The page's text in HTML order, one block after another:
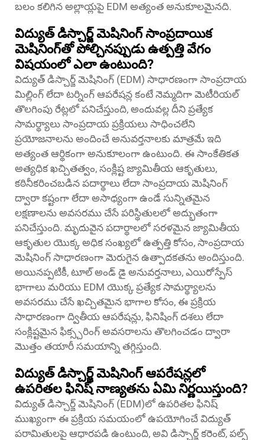
బలం కలిగిన అల్లాయ్లపై EDM అత్యంత అనుకూలమైనది.
విద్యుత్ డిస్చార్జ్ మెషినింగ్ సాంప్రదాయిక
మెషినింగ్‌తో పోల్చినప్పుడు ఉత్పత్తి వేగం
విషయంలో ఎలా ఉంటుంది?
విద్యుత్ డిస్చార్జ్ మెషినింగ్ (EDM) సాధారణంగా సాంప్రదాయ
మిల్లింగ్ లేదా టర్నింగ్ ఆపరేషన్ల కంటే నెమ్మదిగా మెటీరియల్
తొలగింపు రేట్లలో పనిచేస్తుంది, అందువల్ల దీని ప్రత్యేక
సామర్థ్యాలు సాంప్రదాయ ప్రక్రియలు సాధించలేని
ప్రయోజనాలను అందించే అనువర్తనాలకు మాత్రమే ఇది
అత్యంత ఆర్థికంగా అనుకూలంగా ఉంటుంది. ఈ సాంకేతికత
అత్యధిక ఖచ్చితత్వం, సంక్లిష్ట జ్యామితీయ ఆకృతులు,
కఠినీకరించబడిన పదార్థాలు లేదా సాంప్రదాయ మెషినింగ్
ద్వారా కష్టంగా లేదా అసాధ్యంగా ఉండే సున్నితమైన
లక్షణాలను అవసరము చేసే పరిస్థితులలో అద్భుతంగా
పనిచేస్తుంది. మృదువైన పదార్థాలలో సరళమైన జ్యామితీయ
ఆకృతుల యొక్క అధిక సంఖ్యలో ఉత్పత్తి కోసం, సాంప్రదాయ
మెషినింగ్ సాధారణంగా మెరుగైన ఉత్పాదకతను అందిస్తుంది.
అయినప్పటికీ, టూల్ అండ్ డై అనువర్తనాలు, ఎయిరోస్పేస్
భాగాలు మరియు EDM యొక్క ప్రత్యేక సామర్థ్యాలను
అవసరము చేసే ఖచ్చితమైన భాగాల కోసం, ఈ ప్రక్రియ
సాధారణంగా ద్వితీయ ఆపరేషన్లు, ఫినిషింగ్ దశలు లేదా
సంక్లిష్టమైన ఫిక్స్చరింగ్ అవసరాలను తొలగించడం ద్వారా
మొత్తం తయారీ సమయాన్ని తగ్గిస్తుంది.
విద్యుత్ డిస్చార్జ్ మెషినింగ్ ఆపరేషన్లలో
ఉపరితల ఫినిష్ నాణ్యతను ఏమి నిర్ణయిస్తుంది?
విద్యుత్ డిస్చార్జ్ మెషినింగ్ (EDM)లో ఉపరితల ఫినిష్
ముఖ్యంగా ఈ ప్రక్రియ సమయంలో ఉపయోగించే విద్యుత్
పరామితులపై ఆధారపడి ఉంటుంది, అవి డిస్చార్జ్ కరెంట్, పల్స్